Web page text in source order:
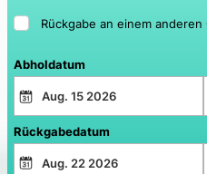
Rückgabe an einem anderen
Abholdatum
Rückgabedatum